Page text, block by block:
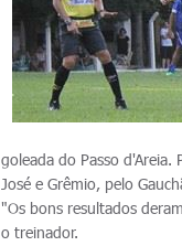
goleada do Passo d'Areia.
José e Grêmio, pelo
"Os bons resultados
o treinador.